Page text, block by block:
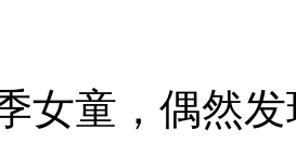
女童，偶然